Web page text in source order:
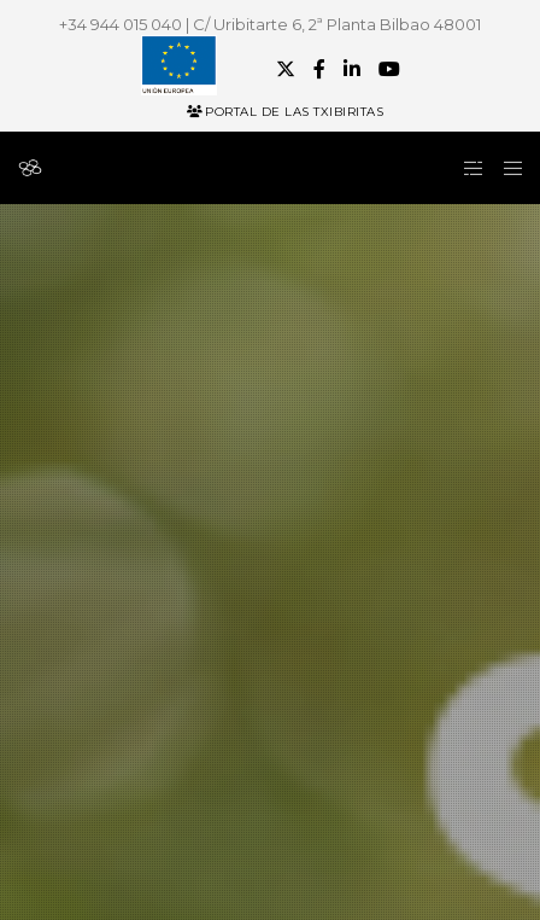
+34 944 015 040 | C/ Uribitarte 6, 2ª Planta Bilbao 48001
PORTAL DE LAS TXIBIRITAS